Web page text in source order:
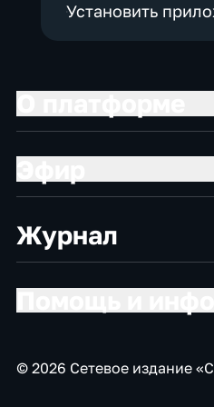
Установить
Журнал
© 2026 Сетевое издание